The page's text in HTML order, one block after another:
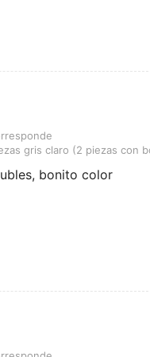
Color: Multicolor, Talla: 3
gris claro (2 piezas con
bonito color